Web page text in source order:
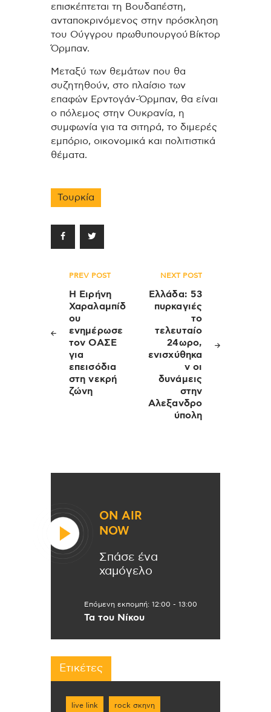
επισκέπτεται τη Βουδαπέστη,
ανταποκρινόμενος στην πρόσκληση
του Ούγγρου πρωθυπουργού Βίκτορ
Όρμπαν.
Μεταξύ των θεμάτων που θα
συζητηθούν, στο πλαίσιο των
επαφών Ερντογάν-Όρμπαν, θα είναι
ο πόλεμος στην Ουκρανία, η
συμφωνία για τα σιτηρά, το διμερές
εμπόριο, οικονομικά και πολιτιστικά
θέματα.
Τουρκία
Πλοήγηση
άρθρων
PREV POST
Η Ειρήνη
Χαραλαμπίδ
ου
ενημέρωσε
τον ΟΑΣΕ
για
επεισόδια
στη νεκρή
ζώνη
NEXT POST
Ελλάδα: 53
πυρκαγιές
το
τελευταίο
24ωρο,
ενισχύθηκα
ν οι
δυνάμεις
στην
Αλεξανδρο
ύπολη
ON AIR
NOW
Σπάσε ένα
χαμόγελο
Επόμενη εκπομπή: 12:00 - 13:00
Τα του Νίκου
Ετικέτες
live link rock σκηνη